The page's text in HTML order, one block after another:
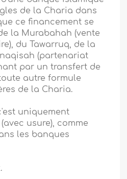
de la Charia dans
ce financement se
la Murabahah (vente
du Tawarruq, de la
(partenariat
par un transfert de
autre formule
de la Charia.
uniquement
usure), comme
les banques